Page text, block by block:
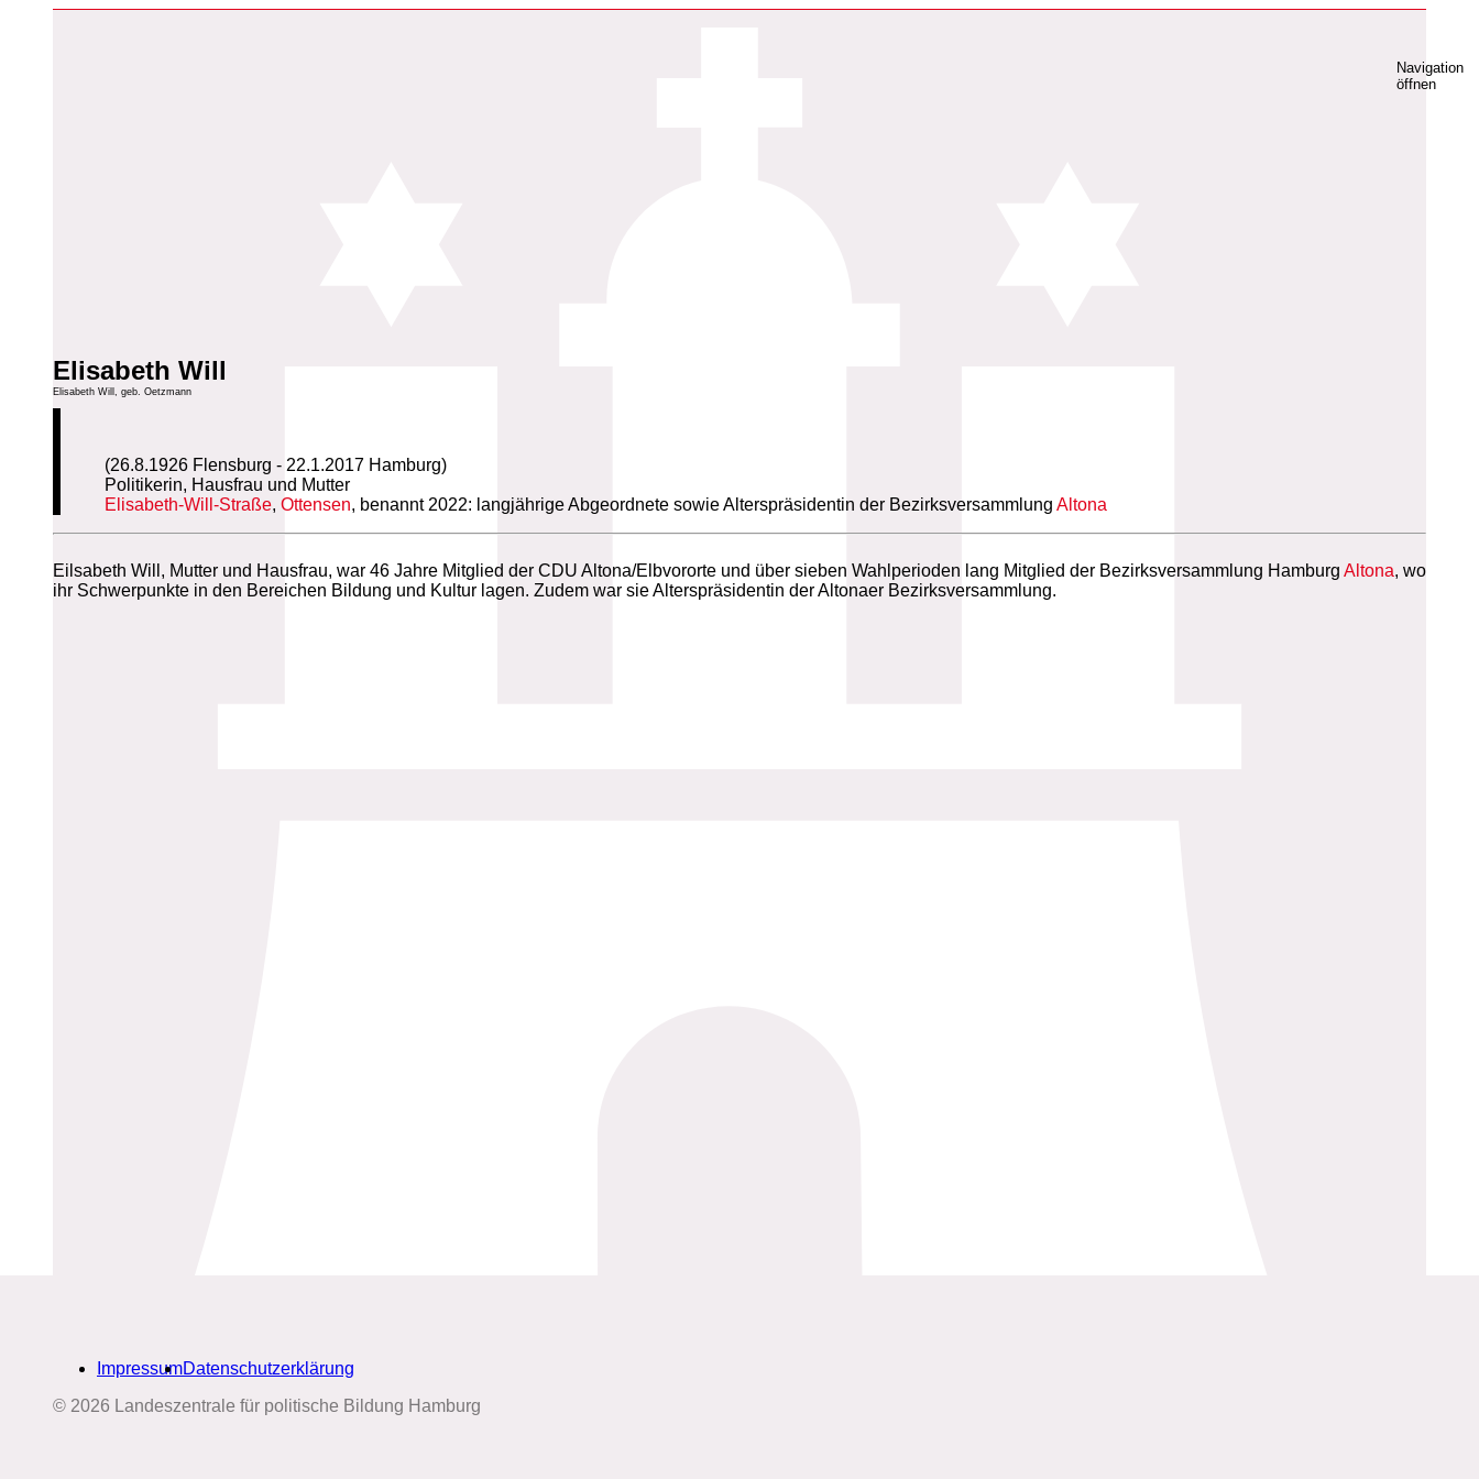
Navigation
öffnen
Elisabeth Will
Elisabeth Will, geb. Oetzmann
(26.8.1926 Flensburg - 22.1.2017 Hamburg)
Politikerin, Hausfrau und Mutter
Elisabeth-Will-Straße,Ottensen, benannt 2022: langjährige Abgeordnete sowie Alterspräsidentin der BezirksversammlungAltona
Eilsabeth Will, Mutter und Hausfrau, war 46 Jahre Mitglied der CDU Altona/Elbvororte und über sieben Wahlperioden lang Mitglied der Bezirksversammlung Hamburg Altona, wo
ihr Schwerpunkte in den Bereichen Bildung und Kultur lagen. Zudem war sie Alterspräsidentin der Altonaer Bezirksversammlung.
ImpressumDatenschutzerklärung
© 2026 Landeszentrale für politische Bildung Hamburg